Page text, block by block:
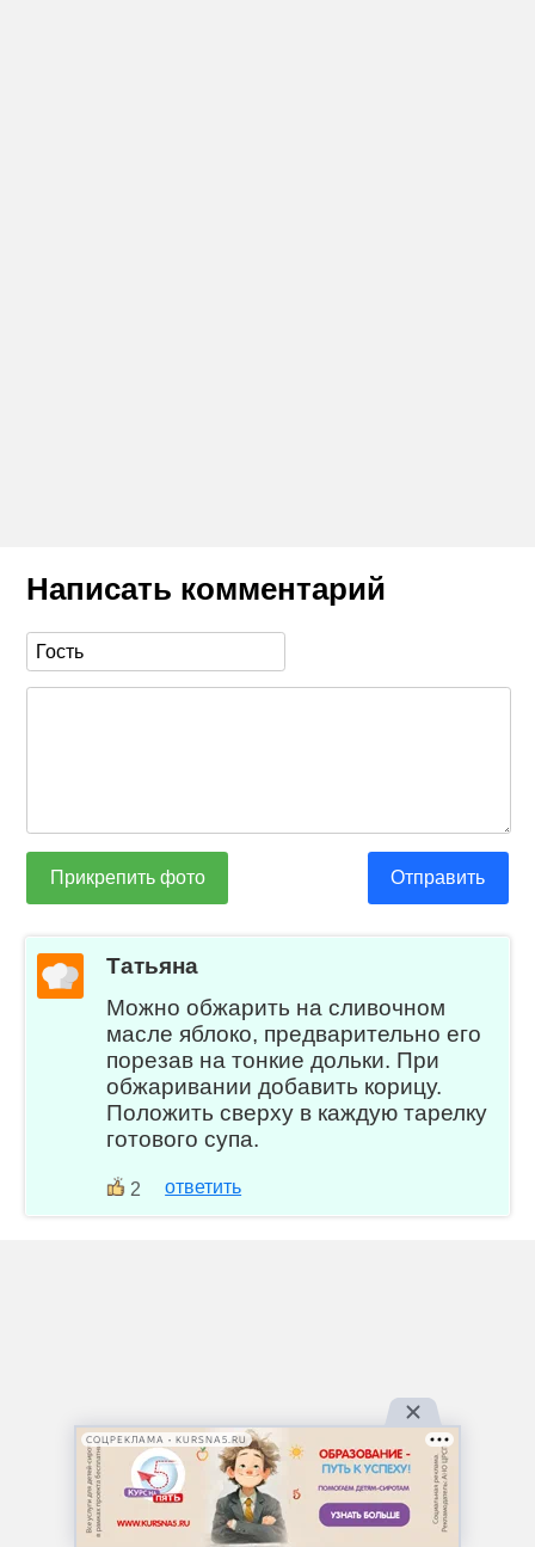
Написать комментарий
Прикрепить фото Отправить
Татьяна
Можно обжарить на сливочном
масле яблоко, предварительно его
порезав на тонкие дольки. При
обжаривании добавить корицу.
Положить сверху в каждую тарелку
готового супа.
2 ответить
СОЦРЕКЛАМА • KURSNA5.RU